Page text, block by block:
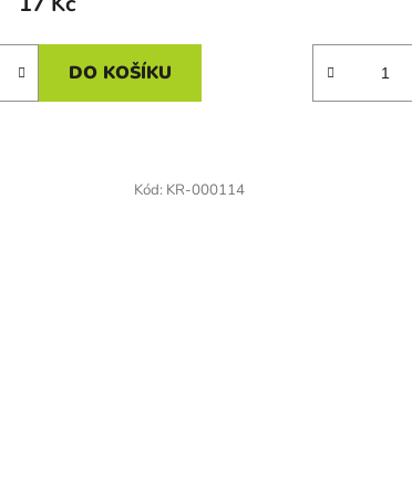
DO KOŠÍKU
Kód: KR-000114